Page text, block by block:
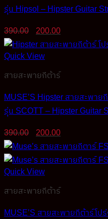
รุ่น Hipsol – Hipster Guitar
390.00
Original
price
was:
390.00฿.
200.00
is:
Quick View
สายสะพายกีต้าร์
MUSE’S Hipster สายสะพา
รุ่น SCOTT – Hipster Guitar
390.00
Original
price
was:
390.00฿.
200.00
is:
200.00฿.
Quick View
สายสะพายกีต้าร์
MUSE’S สายสะพายกีต้าร์โป